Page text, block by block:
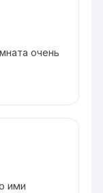
очень
ими